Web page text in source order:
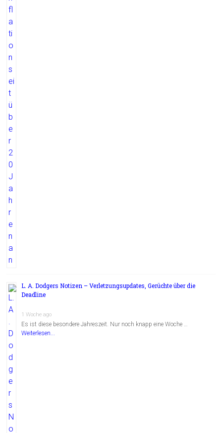
L. A. Dodgers Notizen – Verletzungsupdates, Gerüchte über die
Deadline
1 Woche ago
Es ist diese besondere Jahreszeit. Nur noch knapp eine Woche …
Weiterlesen...